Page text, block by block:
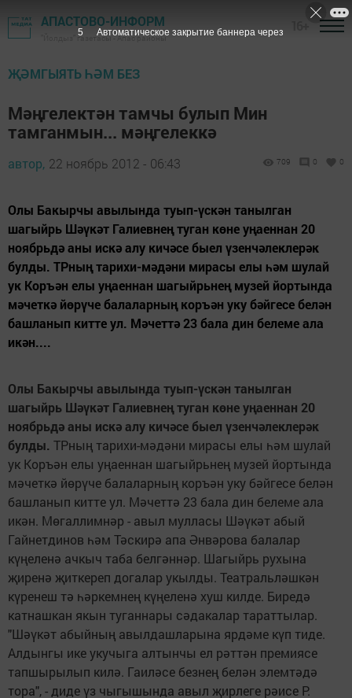
АПАСТОВО-ИНФОРМ
"Йолдыз" газетасы - Апас районы
ҖӘМГЫЯТЬ ҺӘМ БЕЗ
Мәңгелектән тамчы булып Мин
тамганмын... мәңгелеккә
автор, 22 ноябрь 2012 - 06:43 709 0 0
Олы Бакырчы авылында туып-үскән танылган
шагыйрь Шәүкәт Галиевнең туган көне уңаеннан 20
ноябрьдә аны искә алу кичәсе быел үзенчәлеклерәк
булды. ТРның тарихи-мәдәни мирасы елы һәм шулай
ук Коръән елы уңаеннан шагыйрьнең музей йортында
мәчеткә йөрүче балаларның коръән уку бәйгесе белән
башланып китте ул. Мәчеттә 23 бала дин белеме ала
икән....
Олы Бакырчы авылында туып-үскән танылган
шагыйрь Шәүкәт Галиевнең туган көне уңаеннан 20
ноябрьдә аны искә алу кичәсе быел үзенчәлеклерәк
булды. ТРның тарихи-мәдәни мирасы елы һәм шулай
ук Коръән елы уңаеннан шагыйрьнең музей йортында
мәчеткә йөрүче балаларның коръән уку бәйгесе белән
башланып китте ул. Мәчеттә 23 бала дин белеме ала
икән. Мөгаллимнәр - авыл мулласы Шәүкәт абый
Гайнетдинов һәм Тәскирә апа Әнвәрова балалар
күңеленә ачкыч таба белгәннәр. Шагыйрь рухына
җиренә җиткереп догалар укылды. Театральләшкән
күренеш тә һәркемнең күңеленә хуш килде. Биредә
катнашкан якын туганнары сәдакалар тараттылар.
"Шәүкәт абыйның авылдашларына ярдәме күп тиде.
Алдынгы ике укучыга алтынчы ел рәттән премиясе
тапшырылып килә. Гаиләсе безнең белән элемтәдә
тора", - диде үз чыгышында авыл җирлеге рәисе Р.
4 Автоматическое закрытие баннера через